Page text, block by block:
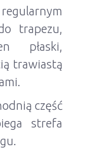
trapezu,
płaski,
trawiastą
część
strefa